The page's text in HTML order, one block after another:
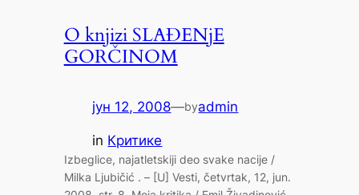
O knjizi SLAĐENjE
GORČINOM
јун 12, 2008—byadmin
in Критике
Izbeglice, najatletskiji deo svake nacije /
Milka Ljubičić . – [U] Vesti, četvrtak, 12, jun.